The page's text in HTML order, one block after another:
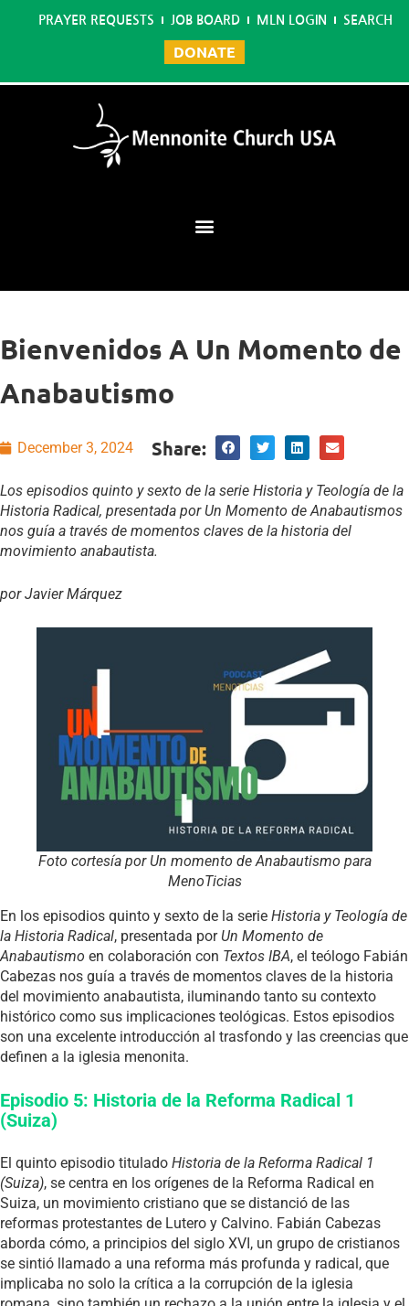
PRAYER REQUESTS JOB BOARD MLN LOGIN SEARCH
DONATE
Bienvenidos A Un Momento de
Anabautismo
December 3, 2024 Share:
Los episodios quinto y sexto de la serie Historia y Teología de la
Historia Radical, presentada por Un Momento de Anabautismos
nos guía a través de momentos claves de la historia del
movimiento anabautista.
por Javier Márquez
Foto cortesía por Un momento de Anabautismo para
MenoTicias
En los episodios quinto y sexto de la serie Historia y Teología de
la Historia Radical, presentada por Un Momento de
Anabautismo en colaboración con Textos IBA, el teólogo Fabián
Cabezas nos guía a través de momentos claves de la historia
del movimiento anabautista, iluminando tanto su contexto
histórico como sus implicaciones teológicas. Estos episodios
son una excelente introducción al trasfondo y las creencias que
definen a la iglesia menonita.
Episodio 5: Historia de la Reforma Radical 1
(Suiza)
El quinto episodio titulado Historia de la Reforma Radical 1
(Suiza), se centra en los orígenes de la Reforma Radical en
Suiza, un movimiento cristiano que se distanció de las
reformas protestantes de Lutero y Calvino. Fabián Cabezas
aborda cómo, a principios del siglo XVI, un grupo de cristianos
se sintió llamado a una reforma más profunda y radical, que
implicaba no solo la crítica a la corrupción de la iglesia